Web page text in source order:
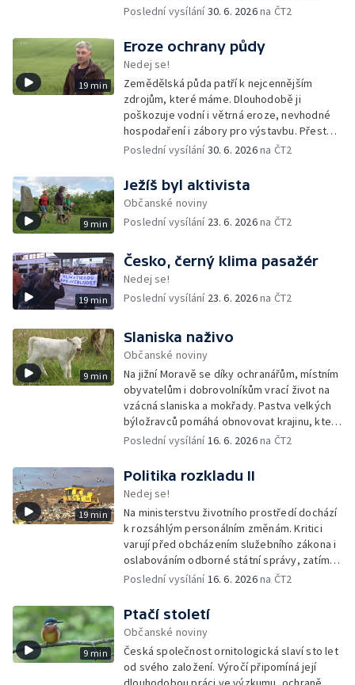
přírodě. Dlouhodobým monitoringem a
pomoci při jejich vyšetřování.
Poslední vysílání30. 6. 2026na ČT2
19 min
Eroze ochrany půdy
Nedej se!
Zemědělská půda patří k nejcennějším
zdrojům, které máme. Dlouhodobě ji
poškozuje vodní i větrná eroze, nevhodné
hospodaření i zábory pro výstavbu. Přesto
česká vláda připravuje změny, které by část
Poslední vysílání30. 6. 2026na ČT2
9 min
Ježíš byl aktivista
Občanské noviny
Poslední vysílání 23. 6. 2026na ČT2
19 min
Česko, černý klima pasažér
Nedej se!
Poslední vysílání 23. 6. 2026na ČT2
9 min
Slaniska naživo
Občanské noviny
Na jižní Moravě se díky ochranářům, místním
obyvatelům i dobrovolníkům vrací život na
vzácná slaniska a mokřady. Pastva velkých
býložravců pomáhá obnovovat krajinu, která
po desetiletí zarůstala, a zároveň znovu
Poslední vysílání16. 6. 2026na ČT2
19 min
Politika rozkladu II
Nedej se!
Na ministerstvu životního prostředí dochází
k rozsáhlým personálním změnám. Kritici
varují před obcházením služebního zákona i
oslabováním odborné státní správy, zatímco
úředníkům přibývá práce na projektech,
ochranou přírody.
Poslední vysílání16. 6. 2026na ČT2
9 min
Ptačí století
Občanské noviny
Česká společnost ornitologická slaví sto let
od svého založení. Výročí připomíná její